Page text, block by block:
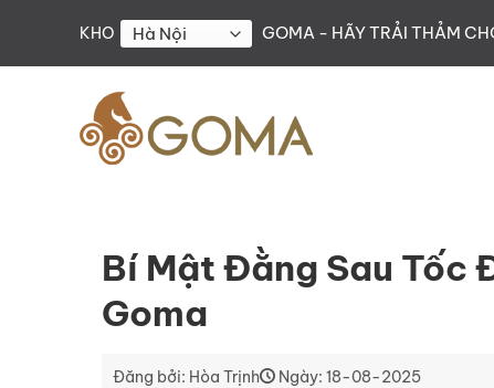
content
KHO GOMA - HÃY TRẢI THẢM
Bí Mật Đằng Sau Tốc
Goma
Đăng bởi: Hòa Trịnh Ngày: 18-08-2025